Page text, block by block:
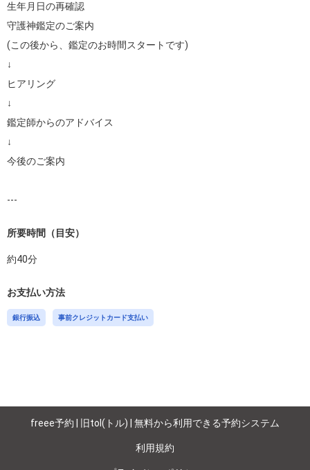
生年月日の再確認
守護神鑑定のご案内
(この後から、鑑定のお時間スタートです)
↓
ヒアリング
↓
鑑定師からのアドバイス
↓
今後のご案内
---
所要時間（目安）
約40分
お支払い方法
銀行振込 事前クレジットカード支払い
freee予約 | 旧tol(トル) | 無料から利用できる予約システム
利用規約